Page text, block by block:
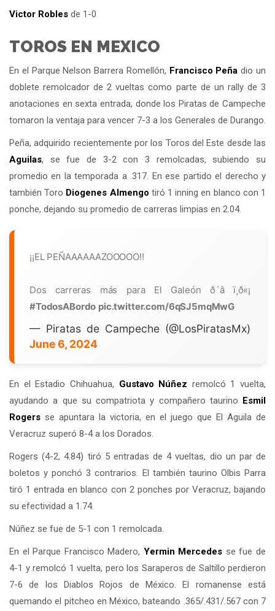
Victor Robles de 1-0
TOROS EN MEXICO
En el Parque Nelson Barrera Romellón, Francisco Peña dio un
doblete remolcador de 2 vueltas como parte de un rally de 3
anotaciones en sexta entrada, donde los Piratas de Campeche
tomaron la ventaja para vencer 7-3 a los Generales de Durango.
Peña, adquirido recientemente por los Toros del Este desde las
Aguilas, se fue de 3-2 con 3 remolcadas, subiendo su
promedio en la temporada a .317. En ese partido el derecho y
también Toro Diogenes Almengo tiró 1 inning en blanco con 1
ponche, dejando su promedio de carreras limpias en 2.04.
¡¡EL PEÑAAAAAAZOOOOO!!
Dos carreras más para El Galeón ð´‍â ï¸ð«¡
#TodosABordo pic.twitter.com/6qSJ5mqMwG
— Piratas de Campeche (@LosPiratasMx)
June 6, 2024
En el Estadio Chihuahua, Gustavo Núñez remolcó 1 vuelta,
ayudando a que su compatriota y compañero taurino Esmil
Rogers se apuntara la victoria, en el juego que El Aguila de
Veracruz superó 8-4 a los Dorados.
Rogers (4-2, 4.84) tiró 5 entradas de 4 vueltas, dio un par de
boletos y ponchó 3 contrarios. El también taurino Olbis Parra
tiró 1 entrada en blanco con 2 ponches por Veracruz, bajando
su efectividad a 1.74.
Núñez se fue de 5-1 con 1 remolcada.
En el Parque Francisco Madero, Yermin Mercedes se fue de
4-1 y remolcó 1 vuelta, pero los Saraperos de Saltillo perdieron
7-6 de los Diablos Rojos de México. El romanense está
quemando el pitcheo en México, bateando .365/.431/.567 con 7